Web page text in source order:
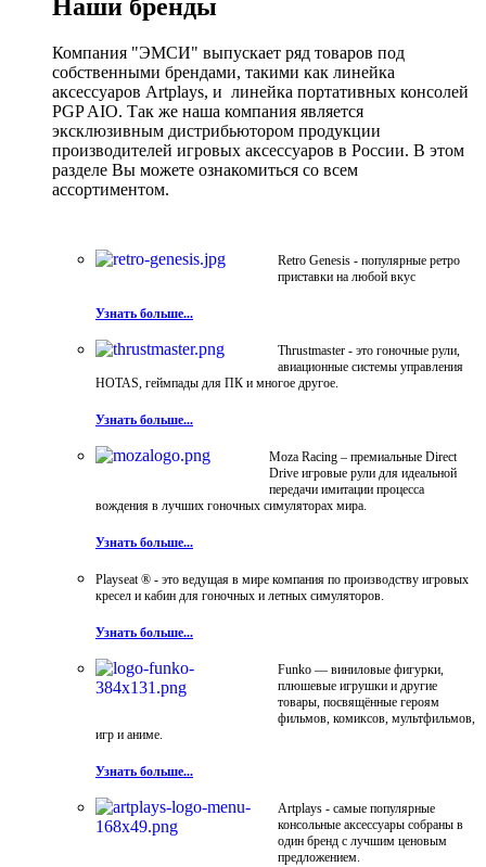
Наши бренды
Компания "ЭМСИ" выпускает ряд товаров под
собственными брендами, такими как линейка
аксессуаров Artplays, и линейка портативных консолей
PGP AIO. Так же наша компания является
эксклюзивным дистрибьютором продукции
производителей игровых аксессуаров в России. В этом
разделе Вы можете ознакомиться со всем
ассортиментом.
Retro Genesis - популярные ретро
приставки на любой вкус
Узнать больше...
Thrustmaster - это гоночные рули,
авиационные системы управления
HOTAS, геймпады для ПК и многое другое.
Узнать больше...
Moza Racing – премиальные Direct
Drive игровые рули для идеальной
передачи имитации процесса
вождения в лучших гоночных симуляторах мира.
Узнать больше...
Playseat ® - это ведущая в мире компания по производству игровых
кресел и кабин для гоночных и летных симуляторов.
Узнать больше...
Funko — виниловые фигурки,
плюшевые игрушки и другие
товары, посвящённые героям
фильмов, комиксов, мультфильмов,
игр и аниме.
Узнать больше...
Artplays - самые популярные
консольные аксессуары собраны в
один бренд с лучшим ценовым
предложением.